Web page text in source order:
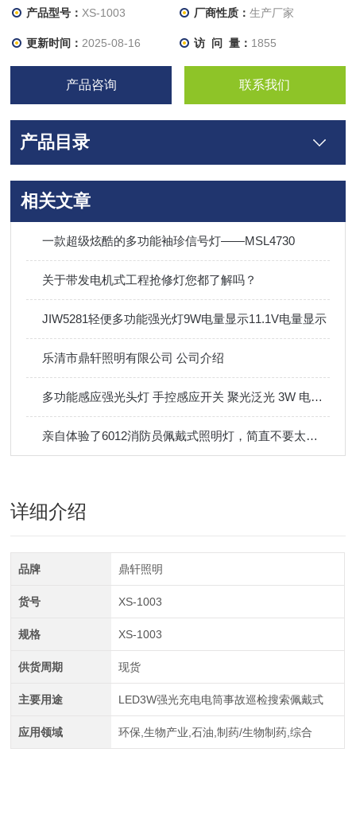
产品型号： XS-1003 厂商性质： 生产厂家
更新时间： 2025-08-16 访 问 量： 1855
产品咨询 联系我们
产品目录
相关文章
一款超级炫酷的多功能袖珍信号灯——MSL4730
关于带发电机式工程抢修灯您都了解吗？
JIW5281轻便多功能强光灯9W电量显示11.1V电量显示
乐清市鼎轩照明有限公司 公司介绍
多功能感应强光头灯 手控感应开关 聚光泛光 3W 电量显示 IP66
亲自体验了6012消防员佩戴式照明灯，简直不要太酷！
详细介绍
品牌 鼎轩照明
货号 XS-1003
规格 XS-1003
供货周期 现货
主要用途 LED3W强光充电电筒事故巡检搜索佩戴式
应用领域 环保,生物产业,石油,制药/生物制药,综合